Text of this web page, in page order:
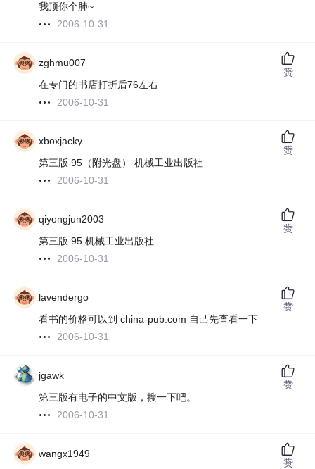
我顶你个肺~
2006-10-31
zghmu007
在专门的书店打折后76左右
2006-10-31
赞
xboxjacky
第三版 95（附光盘） 机械工业出版社
2006-10-31
赞
qiyongjun2003
第三版 95 机械工业出版社
2006-10-31
赞
lavendergo
看书的价格可以到 china-pub.com 自己先查看一下
2006-10-31
赞
jgawk
第三版有电子的中文版，搜一下吧。
2006-10-31
赞
wangx1949
赞